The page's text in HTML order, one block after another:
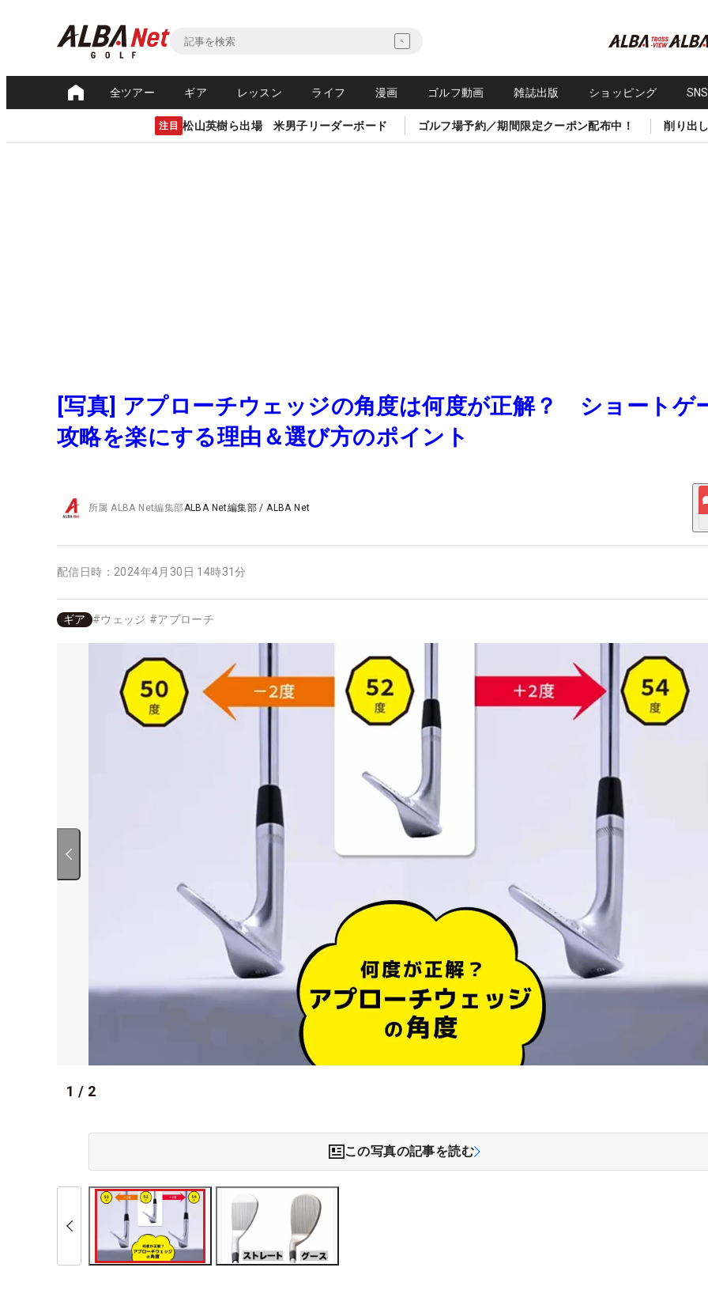
全ツアー ギア レッスン ライフ 漫画 ゴルフ動画 雑誌出版 ショッピング
注目 松山英樹ら出場 米男子リーダーボード ゴルフ場予約／期間限定クーポン配布中！ 削り出
[写真] アプローチウェッジの角度は何度が正解？ ショートゲ
攻略を楽にする理由＆選び方のポイント
所属ALBA Net編集部ALBA Net編集部 /ALBA Net
配信日時： 2024年4月30日 14時31分
ギア #ウェッジ #アプローチ
1 / 2
この写真の記事を読む